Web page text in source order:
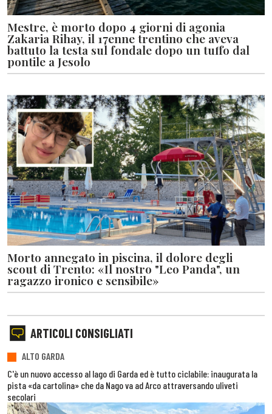
Mestre, è morto dopo 4 giorni di agonia
Zakaria Rihay, il 17enne trentino che aveva
battuto la testa sul fondale dopo un tuffo dal
pontile a Jesolo
Morto annegato in piscina, il dolore degli
scout di Trento: «Il nostro "Leo Panda", un
ragazzo ironico e sensibile»
ARTICOLI CONSIGLIATI
ALTO GARDA
C'è un nuovo accesso al lago di Garda ed è tutto ciclabile: inaugurata la
pista «da cartolina» che da Nago va ad Arco attraversando uliveti
secolari